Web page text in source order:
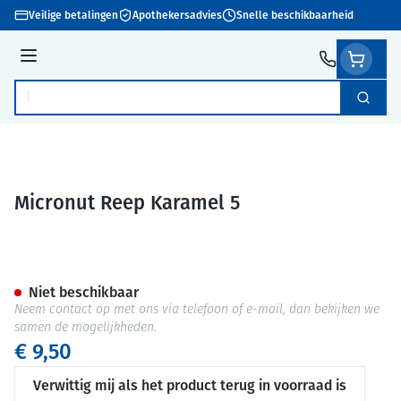
Ga naar de inhoud
Veilige betalingen Apothekersadvies Snelle beschikbaarheid
Menu
Product, merk, categorie... Zoek
Micronut Reep Karamel 5
€ 9,50
Verwittig mij als het product terug in voorraad is
Niet beschikbaar
Neem contact op met ons via telefoon of e-mail, dan bekijken we
samen de mogelijkheden.